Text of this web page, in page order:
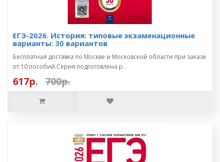
ЕГЭ-2026. История: типовые экзаменационные
варианты: 30 вариантов
Бесплатная доставка по Москве и Московской области при заказе
от 10 пособий.Серия подготовлена р..
617р. 700р.